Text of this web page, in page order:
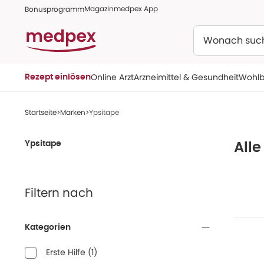
BonusprogrammMagazinmedpex App
Rezept einlösenOnline ArztArzneimittel & Gesundheit
Startseite Marken Ypsitape
Alle
Ypsitape
Filtern nach
Kategorien
Erste Hilfe (1)